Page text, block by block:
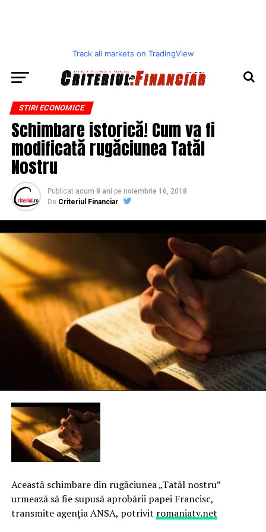
Track all markets on TradingView
STIRI ECONOMICE
Schimbare istorică! Cum va fi
modificată rugăciunea Tatăl
Nostru
Publicat acum 8 ani pe noiembrie 16, 2018
De Criteriul Financiar
Această schimbare din rugăciunea „Tatăl nostru”
urmează să fie supusă aprobării papei Francisc,
transmite agenţia ANSA, potrivit romaniatv.net